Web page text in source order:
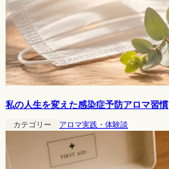
私の人生を変えた感染症予防アロマ習慣
カテゴリー アロマ実践・体験談